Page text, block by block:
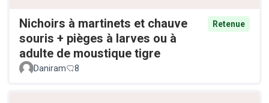
Nichoirs à martinets et chauve
souris + pièges à larves ou à
adulte de moustique tigre
Retenue
Daniram 8